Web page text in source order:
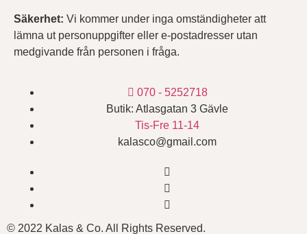
Säkerhet: Vi kommer under inga omständigheter att
lämna ut personuppgifter eller e-postadresser utan
medgivande från personen i fråga.
070 - 5252718
Butik: Atlasgatan 3 Gävle
Tis-Fre 11-14
kalasco@gmail.com
© 2022 Kalas & Co. All Rights Reserved.